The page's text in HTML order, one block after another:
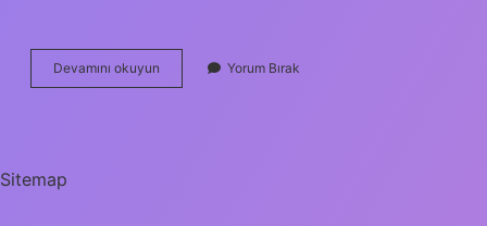
Devamını okuyun
Nedir
Yorum Bırak
Sitemap